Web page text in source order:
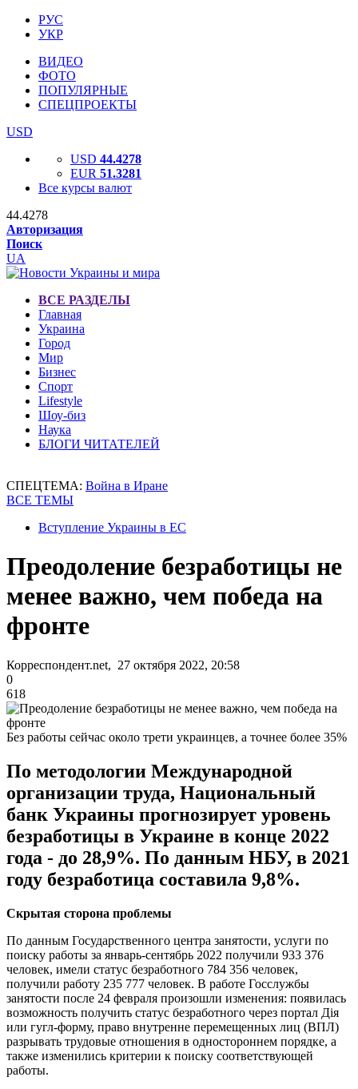
РУС
УКР
ВИДЕО
ФОТО
ПОПУЛЯРНЫЕ
СПЕЦПРОЕКТЫ
USD
USD 44.4278
EUR 51.3281
Все курсы валют
44.4278
Авторизация
Поиск
UA
ВСЕ РАЗДЕЛЫ
Главная
Украина
Город
Мир
Бизнес
Спорт
Lifestyle
Шоу-биз
Наука
БЛОГИ ЧИТАТЕЛЕЙ
СПЕЦТЕМА: Война в Иране
ВСЕ ТЕМЫ
Вступление Украины в ЕС
Преодоление безработицы не
менее важно, чем победа на
фронте
Корреспондент.net, 27 октября 2022, 20:58
0
618
Без работы сейчас около трети украинцев, а точнее более 35%
По методологии Международной
организации труда, Национальный
банк Украины прогнозирует уровень
безработицы в Украине в конце 2022
года - до 28,9%. По данным НБУ, в 2021
году безработица составила 9,8%.
Скрытая сторона проблемы
По данным Государственного центра занятости, услуги по
поиску работы за январь-сентябрь 2022 получили 933 376
человек, имели статус безработного 784 356 человек,
получили работу 235 777 человек. В работе Госслужбы
занятости после 24 февраля произошли изменения: появилась
возможность получить статус безработного через портал Дія
или гугл-форму, право внутренне перемещенных лиц (ВПЛ)
разрывать трудовые отношения в одностороннем порядке, а
также изменились критерии к поиску соответствующей
работы.